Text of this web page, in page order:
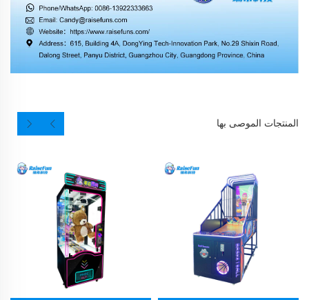
المنتجات الموصى بها